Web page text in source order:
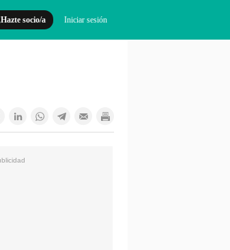
Hazte socio/a Iniciar sesión